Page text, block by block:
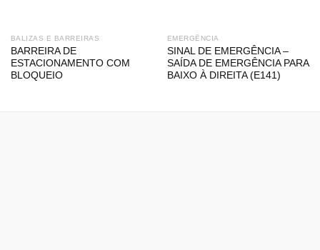
BALIZAS E BARREIRAS
BARREIRA DE
ESTACIONAMENTO COM
BLOQUEIO
EMERGÊNCIA
SINAL DE EMERGÊNCIA –
SAÍDA DE EMERGÊNCIA PARA
BAIXO À DIREITA (E141)